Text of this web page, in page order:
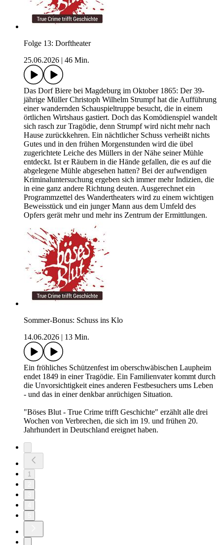
Folge 13: Dorftheater
25.06.2026
46 Min.
Das Dorf Biere bei Magdeburg im Oktober 1865: Der 39-
jährige Müller Christoph Wilhelm Strumpf hat die Aufführung
einer wandernden Schauspieltruppe besucht, die in einem
örtlichen Wirtshaus gastiert. Doch das Komödienspiel wandelt
sich rasch zur Tragödie, denn Strumpf wird nicht mehr nach
Hause zurückkehren. Ein nächtlicher Schuss verheißt nichts
Gutes und in den frühen Morgenstunden wird die übel
zugerichtete Leiche des Müllers in der Nähe seiner Mühle
entdeckt. Ist er Räubern in die Hände gefallen, die es auf die
abgelegene Mühle abgesehen hatten? Bei der aufwendigen
Kriminaluntersuchung ergeben sich immer mehr Indizien, die
in eine ganz andere Richtung deuten. Ausgerechnet ein
Programmzettel des Wandertheaters wird zu einem wichtigen
Beweisstück und ein junger Mann aus dem Umfeld des
Opfers gerät mehr und mehr ins Zentrum der Ermittlungen.
Sommer-Bonus: Schuss ins Klo
14.06.2026
13 Min.
Ein fröhliches Schützenfest im oberschwäbischen Laupheim
endet 1849 in einer Tragödie. Ein Familienvater kommt durch
die Unvorsichtigkeit eines anderen Festbesuchers ums Leben
- und das in einer denkbar anrüchigen Situation.
"Böses Blut - True Crime trifft Geschichte" erzählt alle drei
Wochen von Verbrechen, die sich im 19. und frühen 20.
Jahrhundert in Deutschland ereignet haben.
1